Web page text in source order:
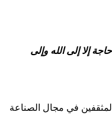
إلا إلى الله وإلى
في مجال الصناعة